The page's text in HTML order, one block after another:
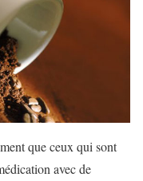
que ceux qui sont
avec de